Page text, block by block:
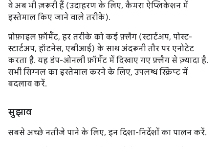
वे अब भी ज़रूरी हैं (उदाहरण के लिए, कैमरा ऐप्लिकेशन में
इस्तेमाल किए जाने वाले तरीके).
प्रोफ़ाइल फ़ॉर्मैट, हर तरीके को कई फ़्लैग (स्टार्टअप, पोस्ट-
स्टार्टअप, हॉटनेस, एबीआई) के साथ अंदरूनी तौर पर एनोटेट
करता है. यह डंप-ओनली फ़ॉर्मैट में दिखाए गए फ़्लैग से ज़्यादा है.
सभी सिग्नल का इस्तेमाल करने के लिए, उपलब्ध स्क्रिप्ट में
बदलाव करें.
सुझाव
सबसे अच्छे नतीजे पाने के लिए, इन दिशा-निर्देशों का पालन करें.